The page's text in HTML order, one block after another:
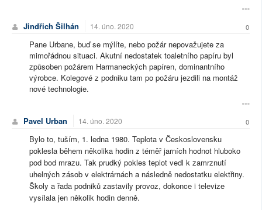
Jindřich Šilhán 14. úno. 2020 0
Pane Urbane, buď se mýlíte, nebo požár nepovažujete za
mimořádnou situaci. Akutní nedostatek toaletního papíru byl
způsoben požárem Harmaneckých papíren, dominantního
výrobce. Kolegové z podniku tam po požáru jezdili na montáž
nové technologie.
Pavel Urban 14. úno. 2020 0
Bylo to, tuším, 1. ledna 1980. Teplota v Československu
poklesla během několika hodin z téměř jarních hodnot hluboko
pod bod mrazu. Tak prudký pokles teplot vedl k zamrznutí
uhelných zásob v elektrárnách a následně nedostatku elektřiny.
Školy a řada podniků zastavily provoz, dokonce i televize
vysílala jen několik hodin denně.